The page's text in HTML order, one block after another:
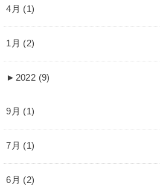
4月 (1)
1月 (2)
► 2022 (9)
9月 (1)
7月 (1)
6月 (2)